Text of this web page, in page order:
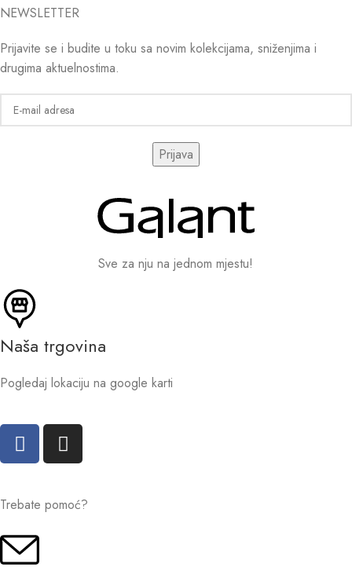
NEWSLETTER
Prijavite se i budite u toku sa novim kolekcijama, sniženjima i
drugima aktuelnostima.
Sve za nju na jednom mjestu!
Naša trgovina
Pogledaj lokaciju na google karti
Trebate pomoć?